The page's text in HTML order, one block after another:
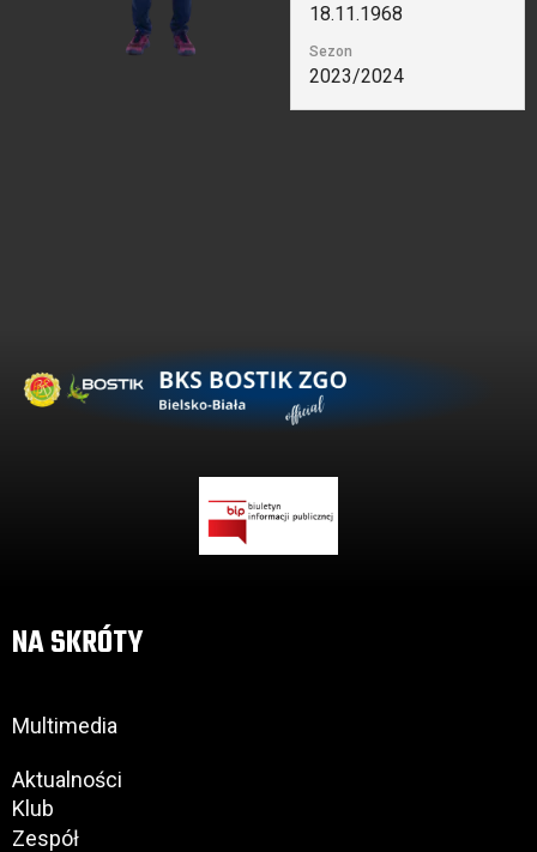
18.11.1968
Sezon
2023/2024
NA SKRÓTY
Multimedia
Aktualności
Klub
Zespół